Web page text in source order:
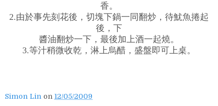
香。
2.由於事先刻花後，切塊下鍋一同翻炒，待魷魚捲起
後，下
醬油翻炒一下，最後加上酒一起燒。
3.等汁稍微收乾，淋上烏醋，盛盤即可上桌。
Simon Lin on 12/05/2009